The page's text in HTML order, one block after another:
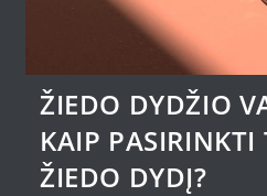
ŽIEDO DYDŽIO
KAIP
ŽIEDO DYDĮ?